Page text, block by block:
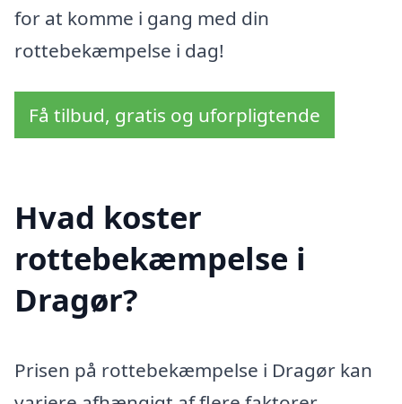
for at komme i gang med din
rottebekæmpelse i dag!
Få tilbud, gratis og uforpligtende
Hvad koster
rottebekæmpelse i
Dragør?
Prisen på rottebekæmpelse i Dragør kan